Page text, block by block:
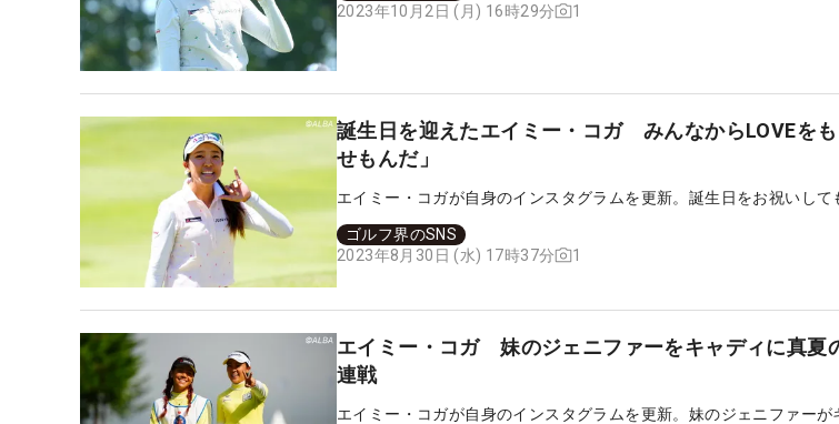
2023年10月2日 (月) 16時29分
1
誕生日を迎えたエイミー・コガ みんなからLOVEを
せもんだ」
エイミー・コガが自身のインスタグラムを更新。誕生日をお祝いして
ゴルフ界のSNS
2023年8月30日 (水) 17時37分
1
エイミー・コガ 妹のジェニファーをキャディに真夏
連戦
エイミー・コガが自身のインスタグラムを更新。妹のジェニファーが